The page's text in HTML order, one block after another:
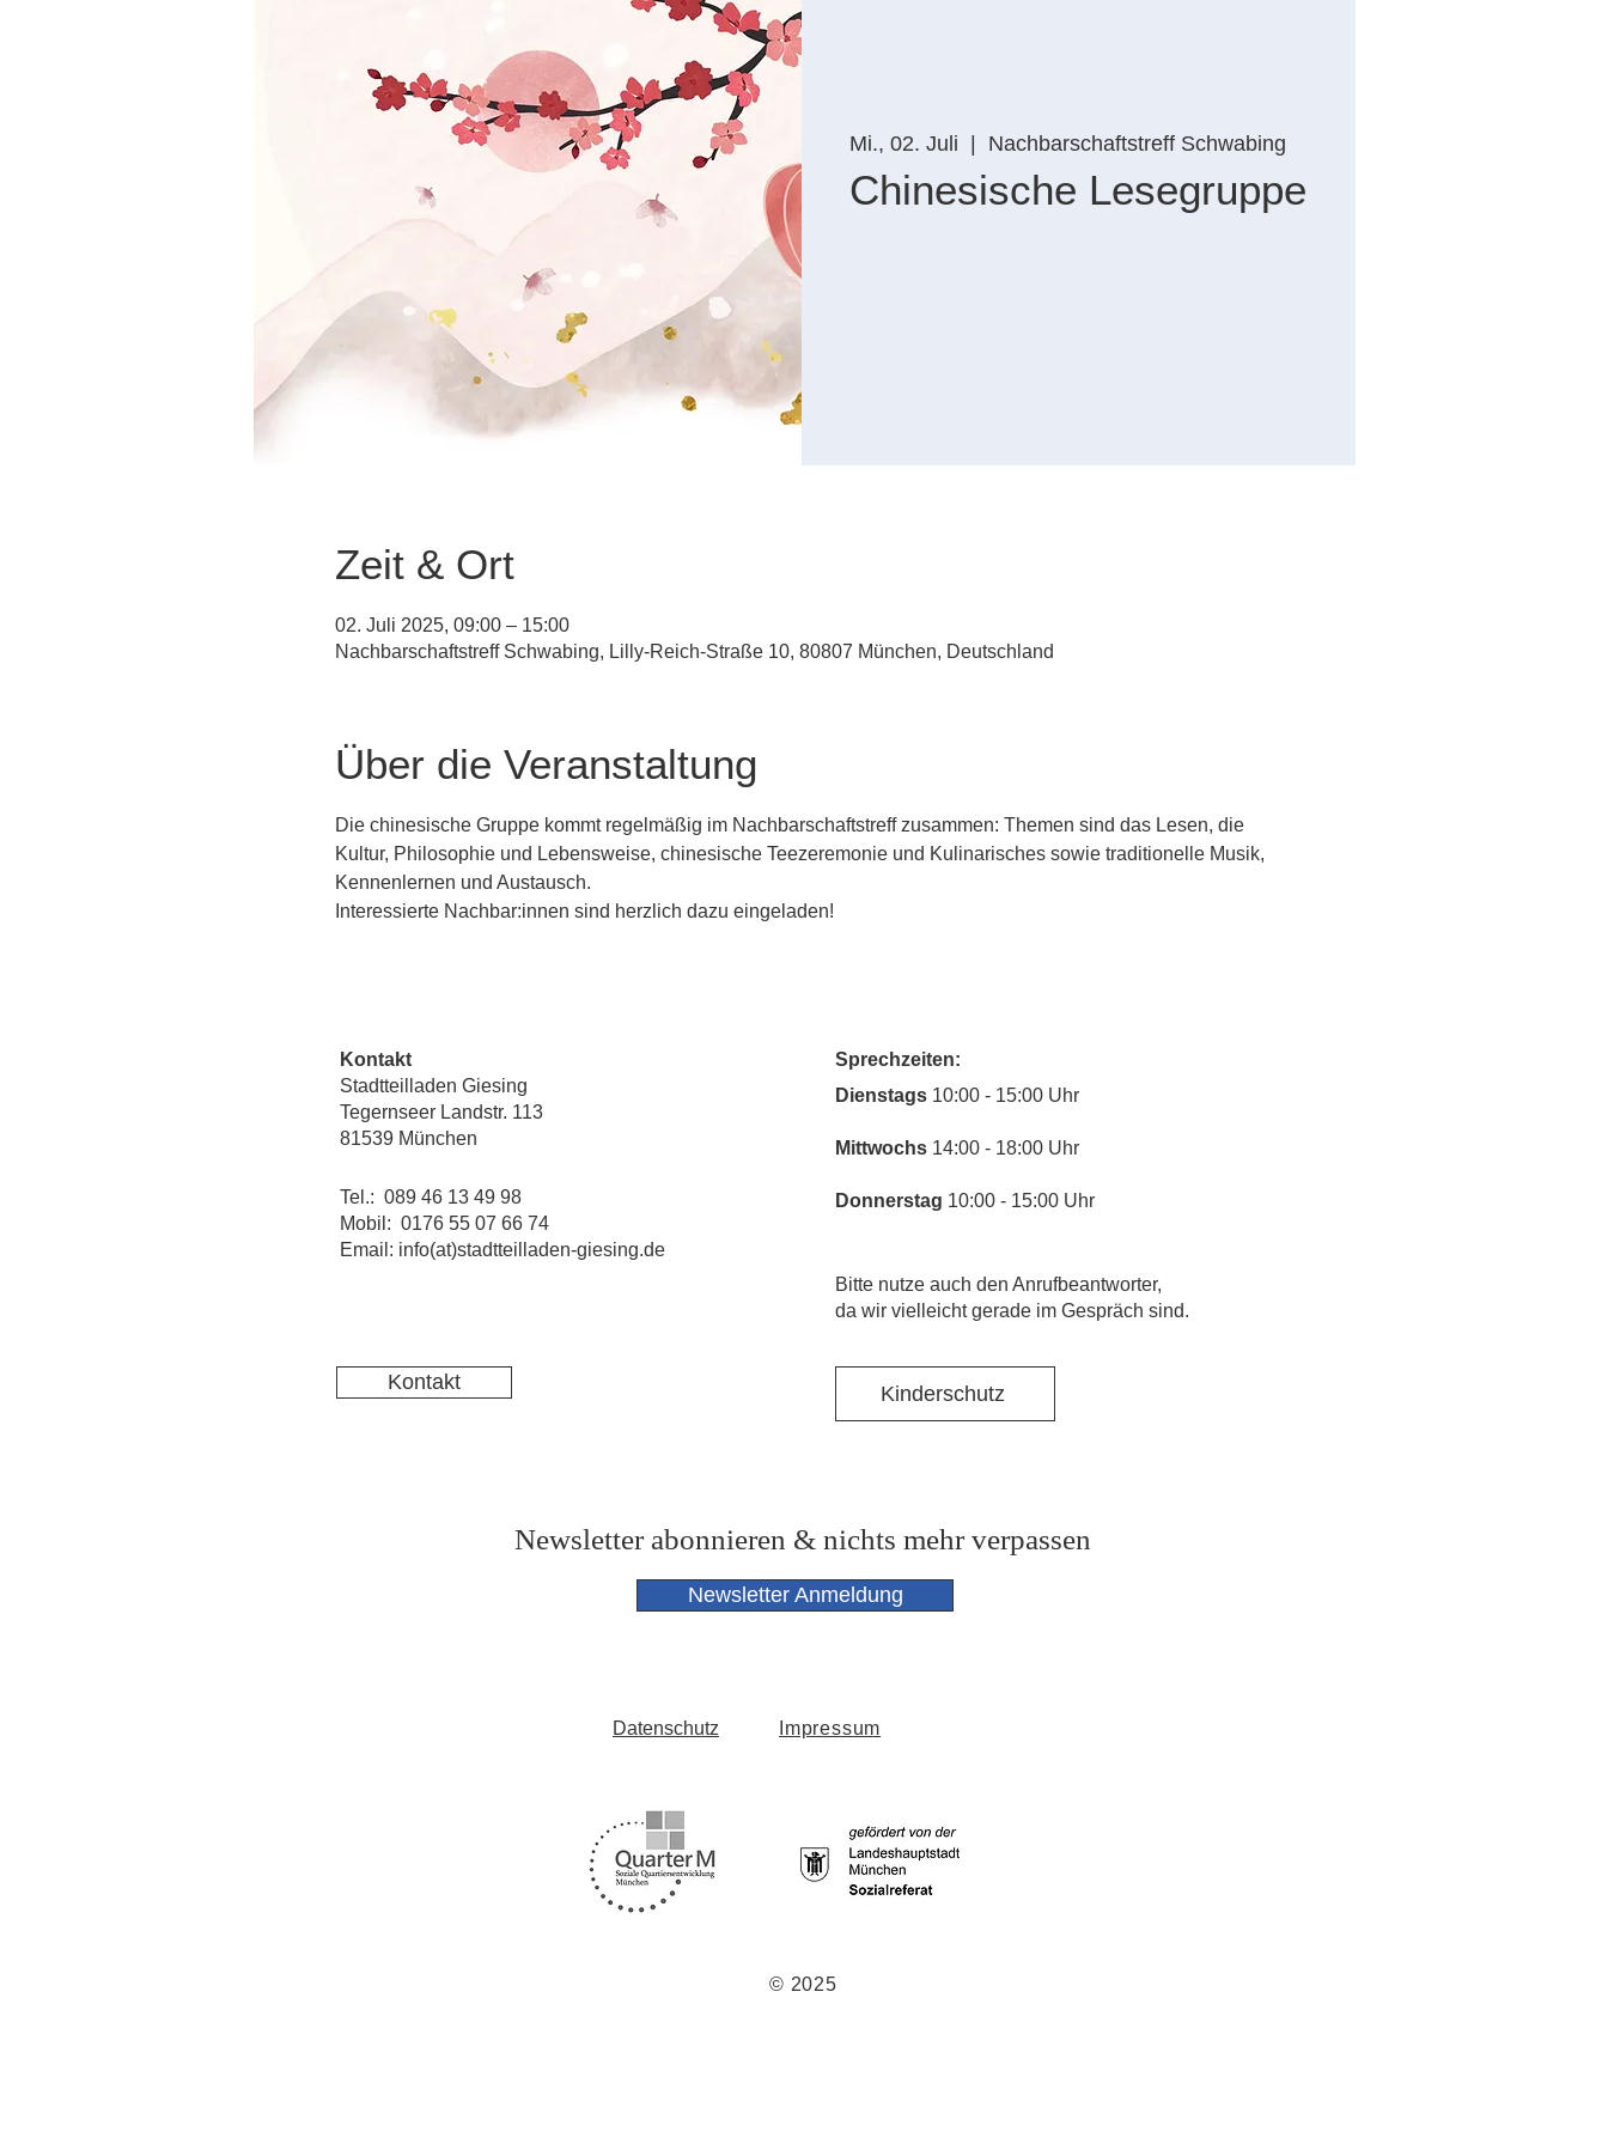
Mi., 02. Juli Nachbarschaftstreff Schwabing
Chinesische Lesegruppe
Zeit & Ort
02. Juli 2025, 09:00 – 15:00
Nachbarschaftstreff Schwabing, Lilly-Reich-Straße 10, 80807 München, Deutschland
Über die Veranstaltung
Die chinesische Gruppe kommt regelmäßig im Nachbarschaftstreff zusammen: Themen sind das Lesen, die
Kultur, Philosophie und Lebensweise, chinesische Teezeremonie und Kulinarisches sowie traditionelle Musik,
Kennenlernen und Austausch.
Interessierte Nachbar:innen sind herzlich dazu eingeladen!
Kontakt
Stadtteilladen Giesing
Tegernseer Landstr. 113
81539 München
Tel.: 089 46 13 49 98
Mobil: 0176 55 07 66 74
Email: info(at)stadtteilladen-giesing.de
Kontakt
Sprechzeiten:
​Dienstags 10:00 - 15:00 Uhr
Mittwochs 14:00 - 18:00 Uhr
Donnerstag 10:00 - 15:00 Uhr
​Bitte nutze auch den Anrufbeantworter,
da wir vielleicht gerade im Gespräch sind.
Kinderschutz
Newsletter abonnieren & nichts mehr verpassen
Newsletter Anmeldung
Datenschutz Impressum
© 2025